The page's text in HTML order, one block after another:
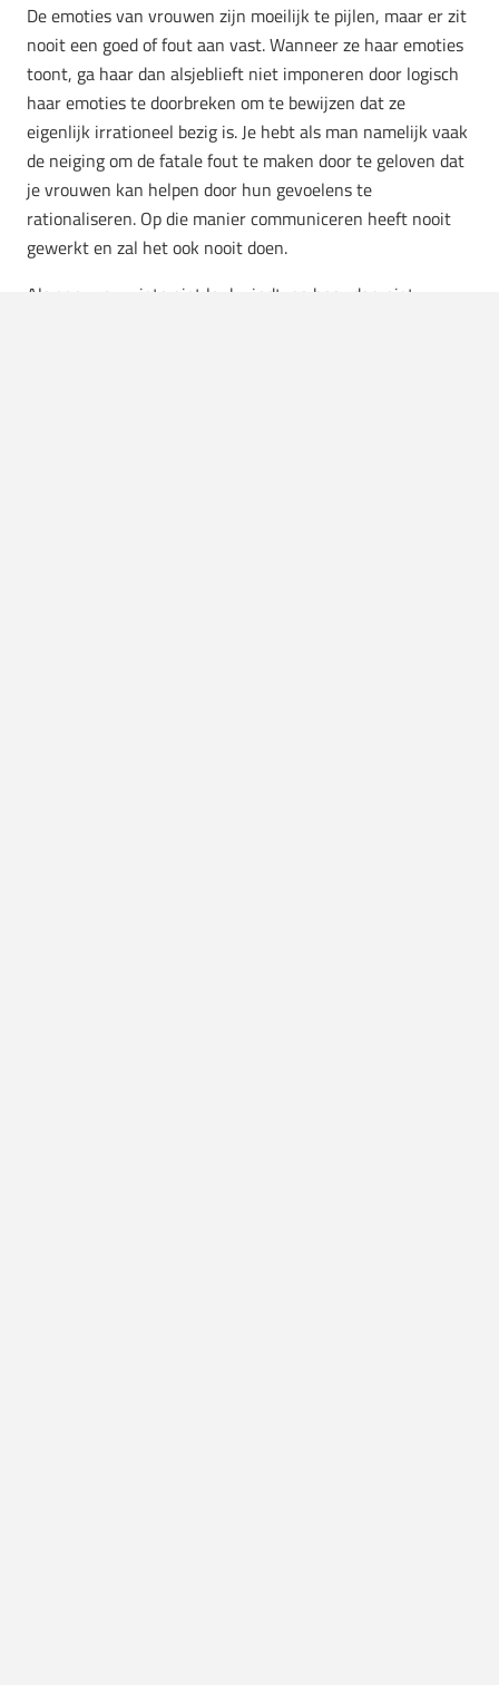
De emoties van vrouwen zijn moeilijk te pijlen, maar er zit
nooit een goed of fout aan vast. Wanneer ze haar emoties
toont, ga haar dan alsjeblieft niet imponeren door logisch
haar emoties te doorbreken om te bewijzen dat ze
eigenlijk irrationeel bezig is. Je hebt als man namelijk vaak
de neiging om de fatale fout te maken door te geloven dat
je vrouwen kan helpen door hun gevoelens te
rationaliseren. Op die manier communiceren heeft nooit
gewerkt en zal het ook nooit doen.
Als een vrouw iets niet leuk vindt, ga haar dan niet